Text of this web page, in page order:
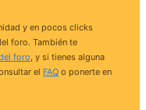
y en pocos clicks
foro. También te
foro, y si tienes alguna
el FAQ o ponerte en